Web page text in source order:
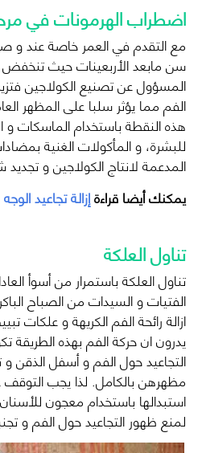
اضطراب الهرمونات في
مع التقدم في العمر خاصة عند و
سن مابعد الأربعينات حيث
المسؤول عن تصنيع الكولاجين
الفم مما يؤثر سلبا على المظهر
هذه النقطة باستخدام الماسكات و
للبشرة، و المأكولات الغنية
المدعمة لانتاج الكولاجين و
يمكنك أيضا قراءةإزالة تجاعيد
تناول العلكة
تناول العلكة باستمرار من أسوأ
الفتيات و السيدات من الصباح
ازالة رائحة الفم الكريهة و علكات
يدرون ان حركة الفم بهذه الطريقة
التجاعيد حول الفم و أسفل الذقن
مظهرهن بالكامل. لذا يجب التوقف
استبدالها باستخدام معجون
لمنع ظهور التجاعيد حول الفم و